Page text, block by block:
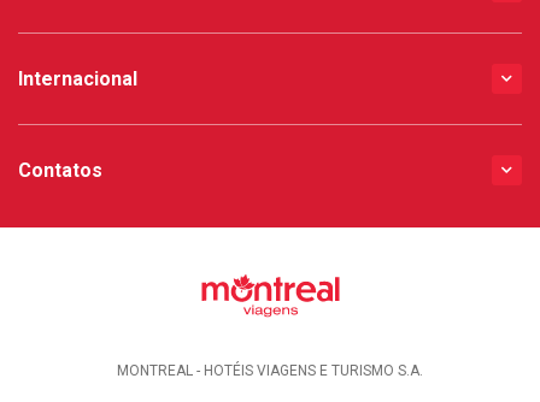
Internacional
Contatos
MONTREAL - HOTÉIS VIAGENS E TURISMO S.A.